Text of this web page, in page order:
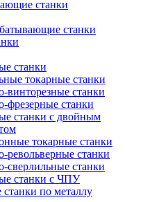
станки
станки
станки
токарные станки
винторезные станки
фрезерные станки
станки с двойным
токарные станки
револьверные станки
сверлильные станки
станки с ЧПУ
по металлу